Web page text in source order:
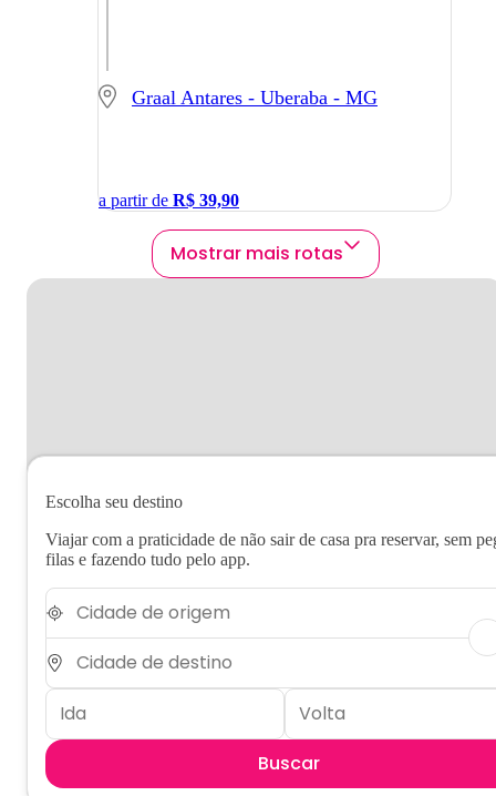
Graal Antares - Uberaba - MG
a partir de R$ 39,90
Mostrar mais rotas
Escolha seu destino
Viajar com a praticidade de não sair de casa pra reservar, sem
filas e fazendo tudo pelo app.
Buscar